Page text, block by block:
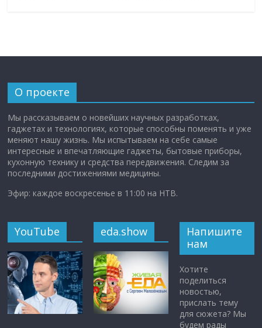
О проекте
Мы рассказываем о новейших научных разработках,
гаджетах и технологиях, которые способны поменять и уже
меняют нашу жизнь. Мы испытываем на себе самые
интересные и впечатляющие гаджеты, бытовые приборы,
кухонную технику и средства передвижения. Следим за
последними достижениями медицины.
Эфир: каждое воскресенье в 11:00 на НТВ.
YouTube eda.show
Напишите
нам
Хотите
поделиться
новостью,
прислать тему
для сюжета? Мы
будем рады